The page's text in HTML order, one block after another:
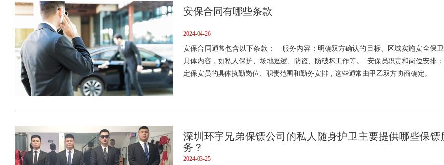
安保合同有哪些条款
2024-04-26
安保合同通常包含以下条款： 服务内容：明确双方确认的目标、区域实施安全保卫
具体内容，如私人保护、场地巡逻、防盗、防破坏工作等。 安保员职责和岗位安排
定保安员的具体执勤岗位、职责范围和勤务安排，这些通常由甲乙双方协商确定。
深圳环宇兄弟保镖公司的私人随身护卫主要提供哪些保镖
务？
2024-03-25